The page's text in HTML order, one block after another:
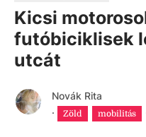
Kicsi
futóbiciklisek
utcát
Novák Rita
·
Zöld mobilitás